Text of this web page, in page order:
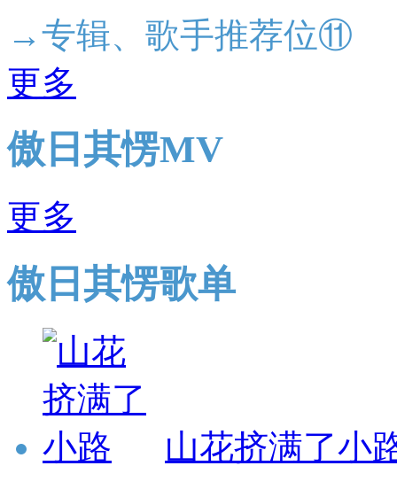
→专辑、歌手推荐位⑪
更多
傲日其愣MV
更多
傲日其愣歌单
山花挤满了小